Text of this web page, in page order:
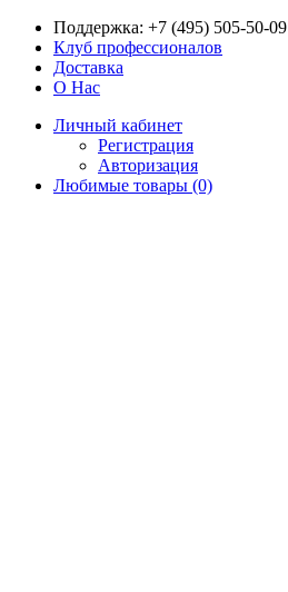
Поддержка: +7 (495) 505-50-09
Клуб профессионалов
Доставка
О Нас
Личный кабинет
Регистрация
Авторизация
Любимые товары (0)